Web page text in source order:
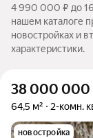
4 990 000 ₽ до
нашем каталоге
новостройках и
характеристики.
38 000 000
64,5 м² 2-комн.
новостройка